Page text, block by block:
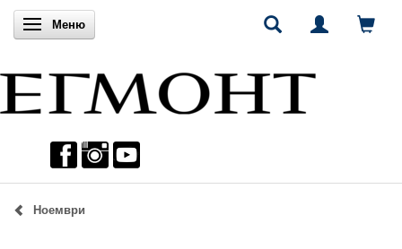
Включи навигацията
Меню
Ноември